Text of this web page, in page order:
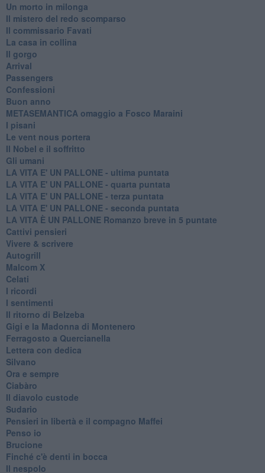
Un morto in milonga
Il mistero del redo scomparso
Il commissario Favati
La casa in collina
Il gorgo
Arrival
Passengers
Confessioni
Buon anno
METASEMANTICA omaggio a Fosco Maraini
I pisani
Le vent nous portera
Il Nobel e il soffritto
Gli umani
LA VITA E' UN PALLONE - ultima puntata
LA VITA E' UN PALLONE - quarta puntata
LA VITA E' UN PALLONE - terza puntata
LA VITA E' UN PALLONE - seconda puntata
LA VITA È UN PALLONE Romanzo breve in 5 puntate
Cattivi pensieri
Vivere & scrivere
Autogrill
Malcom X
Celati
I ricordi
I sentimenti
Il ritorno di Belzeba
Gigi e la Madonna di Montenero
Ferragosto a Quercianella
Lettera con dedica
Silvano
Ora e sempre
Ciabàro
Il diavolo custode
Sudario
Pensieri in libertà e il compagno Maffei
Penso io
Brucione
Finché c'è denti in bocca
Il nespolo